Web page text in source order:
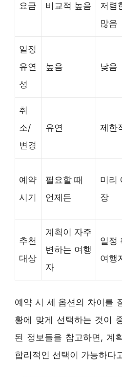
요금 비교적 높음
저렴
많음
일정
유연
성
높음 낮음
취
소/
변경
유연 제한
예약
시기
필요할 때
언제든
미리
장
추천
대상
계획이 자주
변하는 여행
자
일정
여행
예약 시 세 옵션의 차이를
황에 맞게 선택하는 것이
된 정보들을 참고하면, 계
합리적인 선택이 가능하다